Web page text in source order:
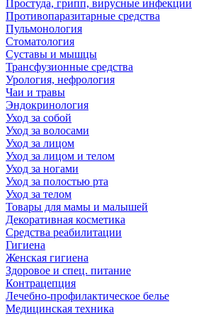
Простуда, грипп, вирусные инфекции
Противопаразитарные средства
Пульмонология
Стоматология
Суставы и мышцы
Трансфузионные средства
Урология, нефрология
Чаи и травы
Эндокринология
Уход за собой
Уход за волосами
Уход за лицом
Уход за лицом и телом
Уход за ногами
Уход за полостью рта
Уход за телом
Товары для мамы и малышей
Декоративная косметика
Средства реабилитации
Гигиена
Женская гигиена
Здоровое и спец. питание
Контрацепция
Лечебно-профилактическое белье
Медицинская техника